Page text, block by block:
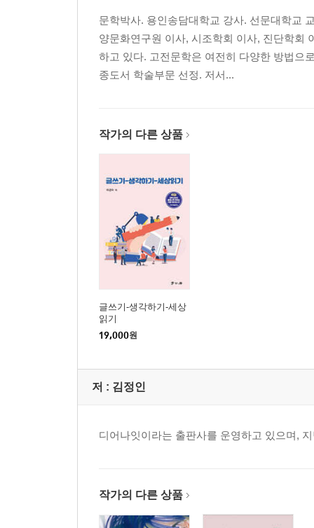
문학박사. 용인송담대학교 강사. 선문대학교
양문화연구원 이사, 시조학회 이사, 진단학회
하고 있다. 고전문학은 여전히 다양한 방법으
종도서 학술부문 선정. 저서...
작가의 다른 상품
글쓰기-생각하기-세상
읽기
19,000원
저 : 김정인
디어나잇이라는 출판사를 운영하고 있으며,
작가의 다른 상품